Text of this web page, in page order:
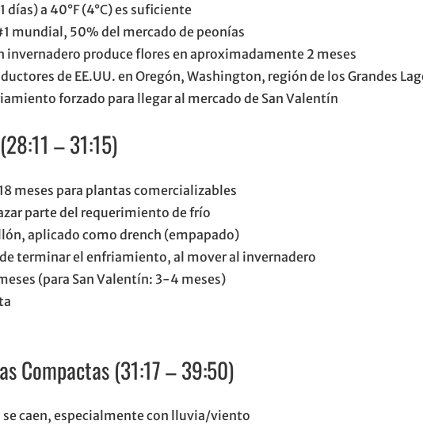
a 40°F (4°C) es suficiente
mundial, 50% del mercado de peonías
produce flores en aproximadamente 2 meses
de EE.UU. en Oregón, Washington, región de los Grandes
forzado para llegar al mercado de San Valentín
– 31:15)
meses para plantas comercializables
parte del requerimiento de frío
aplicado como drench (empapado)
terminar el enfriamiento, al mover al invernadero
(para San Valentín: 3-4 meses)
Compactas (31:17 – 39:50)
se caen, especialmente con lluvia/viento